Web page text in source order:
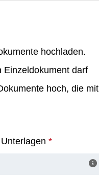
hochladen.
Einzeldokument darf
hoch, die mit
Unterlagen*